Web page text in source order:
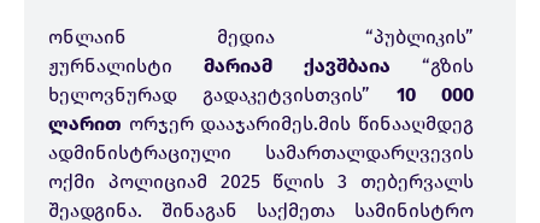
ონლაინ მედია “პუბლიკის”
ჟურნალისტი მარიამ ქავშბაია “გზის
ხელოვნურად გადაკეტვისთვის” 10 000
ლარით ორჯერ დააჯარიმეს.მის წინააღმდეგ
ადმინისტრაციული სამართალდარღვევის
ოქმი პოლიციამ 2025 წლის 3 თებერვალს
შეადგინა. შინაგან საქმეთა სამინისტრო